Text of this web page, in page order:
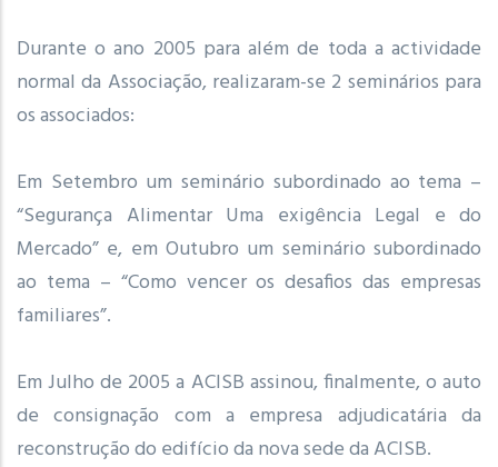
Durante o ano 2005 para além de toda a actividade
normal da Associação, realizaram-se 2 seminários para
os associados:
Em Setembro um seminário subordinado ao tema –
“Segurança Alimentar Uma exigência Legal e do
Mercado” e, em Outubro um seminário subordinado
ao tema – “Como vencer os desafios das empresas
familiares”.
Em Julho de 2005 a ACISB assinou, finalmente, o auto
de consignação com a empresa adjudicatária da
reconstrução do edifício da nova sede da ACISB.